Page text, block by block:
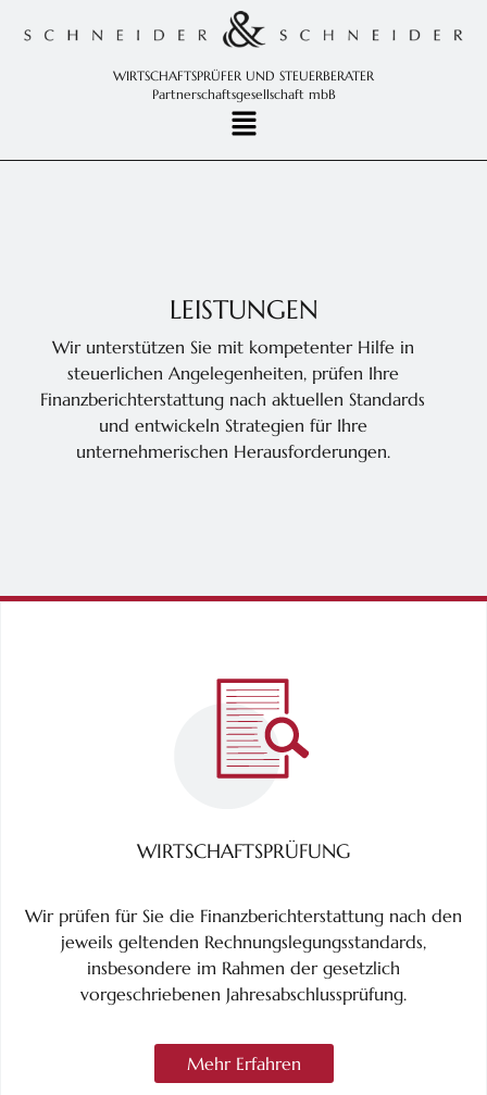
WIRTSCHAFTSPRÜFER UND STEUERBERATER
Partnerschaftsgesellschaft mbB
LEISTUNGEN
Wir unterstützen Sie mit kompetenter Hilfe in
steuerlichen Angelegenheiten, prüfen Ihre
Finanzberichterstattung nach aktuellen Standards
und entwickeln Strategien für Ihre
unternehmerischen Herausforderungen.
WIRTSCHAFTSPRÜFUNG
Wir prüfen für Sie die Finanzberichterstattung nach den
jeweils geltenden Rechnungslegungsstandards,
insbesondere im Rahmen der gesetzlich
vorgeschriebenen Jahresabschlussprüfung.
Mehr Erfahren